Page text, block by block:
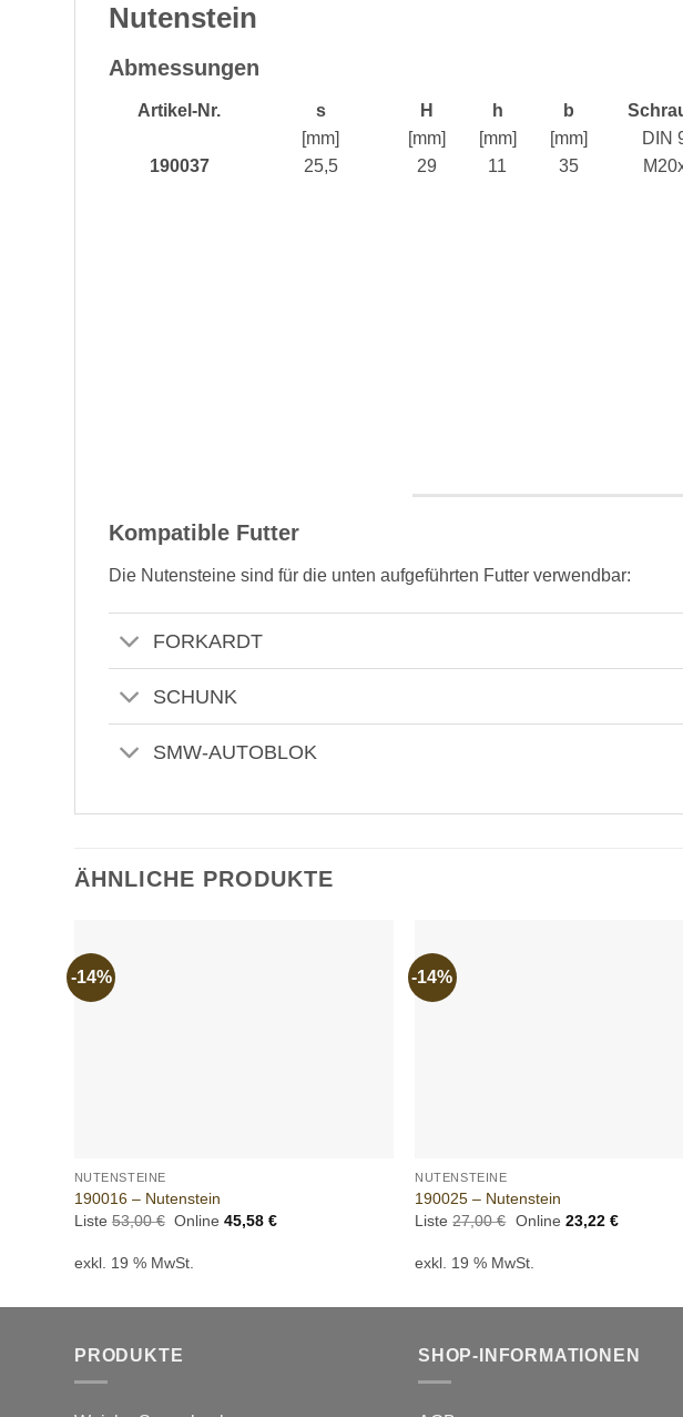
Nutenstein
Abmessungen
Artikel-Nr.
190037
s
[mm]
25,5
H
[mm]
29
h
[mm]
11
b
[mm]
35
DIN
Kompatible Futter
Die Nutensteine sind für die unten aufgeführten Futter verwendbar:
FORKARDT
SCHUNK
SMW-AUTOBLOK
ÄHNLICHE PRODUKTE
-14%
NUTENSTEINE
190016 – Nutenstein
Liste 53,00€ Ursprünglicher
53,00 €
Online 45,58€Aktueller
exkl. 19 % MwSt.
-14%
NUTENSTEINE
190025 – Nutenstein
Liste 27,00€ Ursprünglicher
27,00 €
Online 23,22 €Aktueller
exkl. 19 % MwSt.
PRODUKTE SHOP-INFORMATIONEN